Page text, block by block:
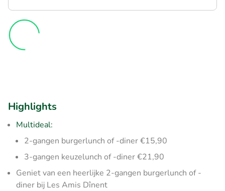
Highlights
Multideal:
2-gangen burgerlunch of -diner €15,90
3-gangen keuzelunch of -diner €21,90
Geniet van een heerlijke 2-gangen burgerlunch of -
diner bij Les Amis Dînent